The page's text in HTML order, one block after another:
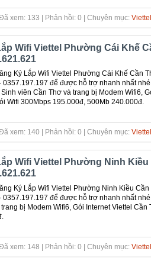
xem: 133 | Phản hồi: 0 | Chuyên mục:
Wifi Viettel Phường Cái Khế
Ký Lắp Wifi Viettel Phường Cái Khế Cần
0357.197.197 để được hỗ trợ nhanh nhất
viên Cần Thơ và trang bị Modem Wifi6,
Wifi 300Mbps 195.000đ, 500Mb 240.000đ.
xem: 140 | Phản hồi: 0 | Chuyên mục:
Wifi Viettel Phường Ninh Kiều
Ký Lắp Wifi Viettel Phường Ninh Kiều Cần
0357.197.197 để được hỗ trợ nhanh nhất
bị Modem Wifi6, Gói Internet Viettel Cần
xem: 148 | Phản hồi: 0 | Chuyên mục: